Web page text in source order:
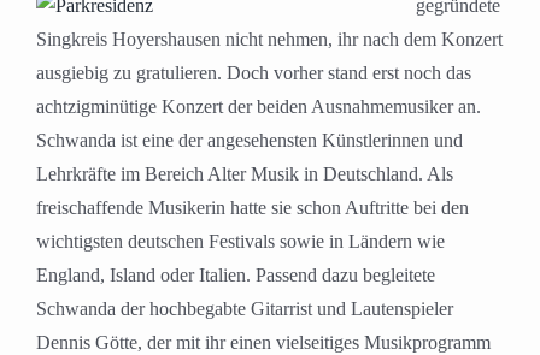
gegründete
Singkreis Hoyershausen nicht nehmen, ihr nach dem Konzert
ausgiebig zu gratulieren. Doch vorher stand erst noch das
achtzigminütige Konzert der beiden Ausnahmemusiker an.
Schwanda ist eine der angesehensten Künstlerinnen und
Lehrkräfte im Bereich Alter Musik in Deutschland. Als
freischaffende Musikerin hatte sie schon Auftritte bei den
wichtigsten deutschen Festivals sowie in Ländern wie
England, Island oder Italien. Passend dazu begleitete
Schwanda der hochbegabte Gitarrist und Lautenspieler
Dennis Götte, der mit ihr einen vielseitiges Musikprogramm